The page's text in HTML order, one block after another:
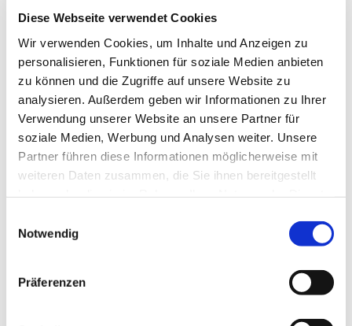
Diese Webseite verwendet Cookies
Wir verwenden Cookies, um Inhalte und Anzeigen zu
personalisieren, Funktionen für soziale Medien anbieten
zu können und die Zugriffe auf unsere Website zu
analysieren. Außerdem geben wir Informationen zu Ihrer
Verwendung unserer Website an unsere Partner für
soziale Medien, Werbung und Analysen weiter. Unsere
Partner führen diese Informationen möglicherweise mit
weiteren Daten zusammen, die Sie ihnen bereitgestellt
Notwendig
Präferenzen
Dienstag, 7. Dezember 2027,
10:00 Uhr
St. Pius Gemeindehaus, Werftstr.
25, 44628 Herne